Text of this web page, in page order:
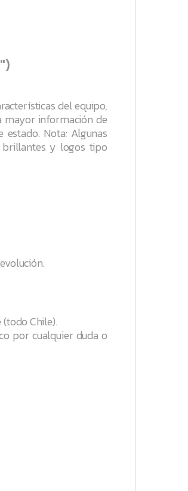
del equipo,
mayor información de
estado. Nota: Algunas
y logos tipo
Chile).
por cualquier duda o